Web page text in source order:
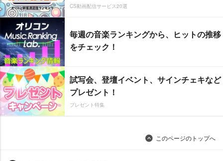
CS動画配信サービス20選
毎週の音楽ランキングから、ヒットの推移
をチェック！
試写会、登壇イベント、サインチェキなど
プレゼント！
プレゼント特集
このページのトップへ